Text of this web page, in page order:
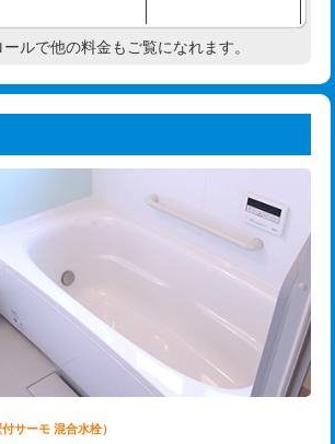
現地調査
まで
/3m超え
33,000円
8,800円
水処理・清掃・修
工など（軽作業）
水処理・清掃・修
工など（中作業）
22,000円
ルで他の料金もご覧になれます。
サーモ 混合水栓）